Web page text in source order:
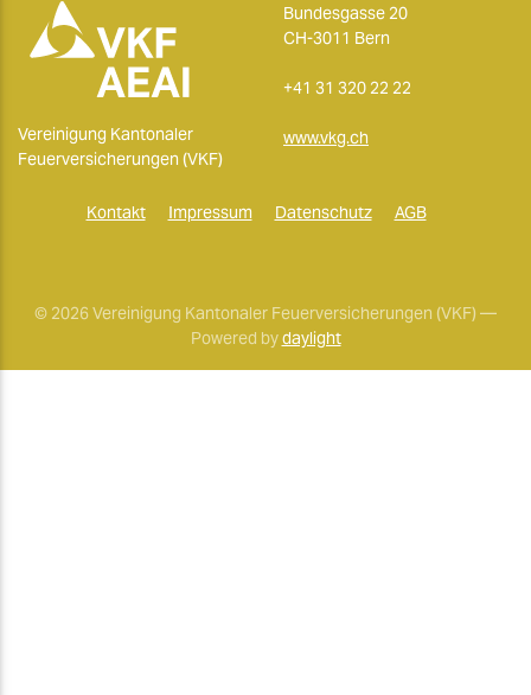
Vereinigung Kantonaler
Feuerversicherungen (VKF)
Bundesgasse 20
CH-3011 Bern
+41 31 320 22 22
www.vkg.ch
Kontakt Impressum Datenschutz AGB
© 2026 Vereinigung Kantonaler Feuerversicherungen (VKF) —
Powered bydaylight